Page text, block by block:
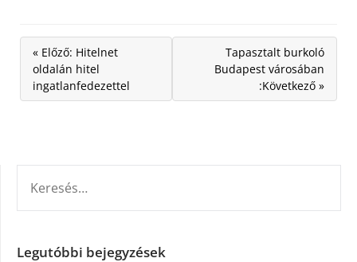
« Előző: Hitelnet
oldalán hitel
ingatlanfedezettel
Tapasztalt burkoló
Budapest városában
:Következő »
Legutóbbi bejegyzések